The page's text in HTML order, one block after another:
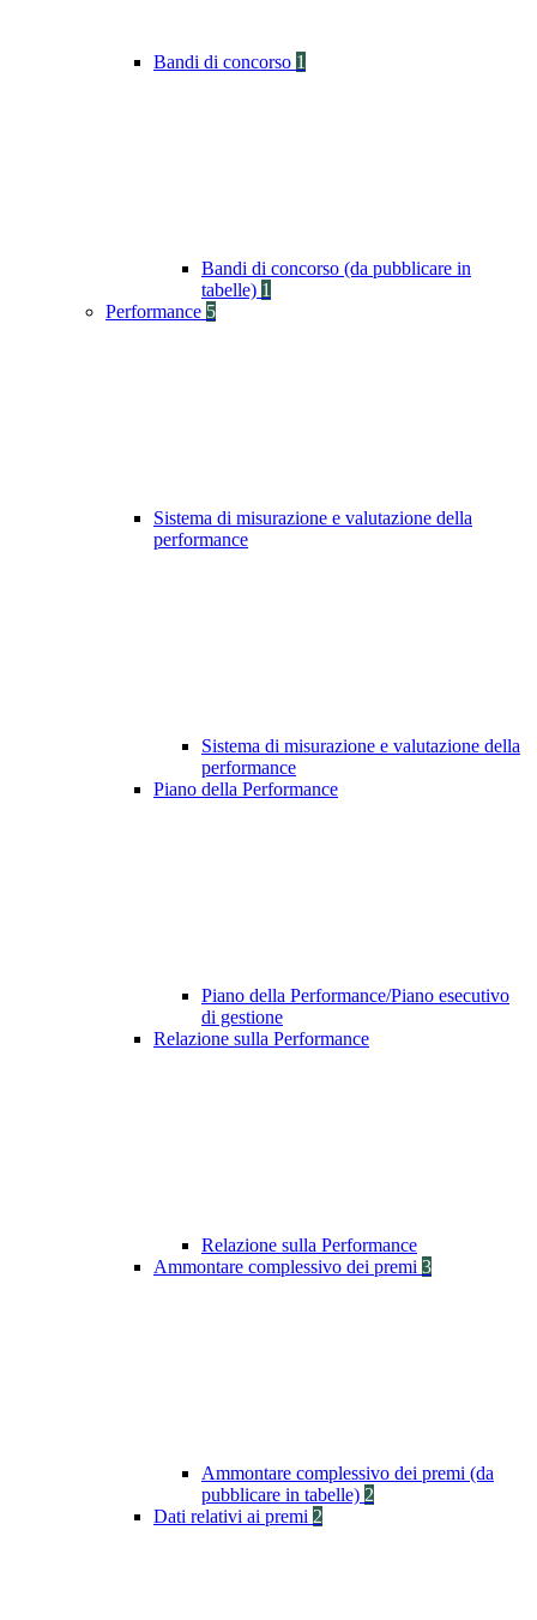
Bandi di concorso 1
Bandi di concorso (da pubblicare in
tabelle) 1
Performance 5
Sistema di misurazione e valutazione della
performance
Sistema di misurazione e valutazione della
performance
Piano della Performance
Piano della Performance/Piano esecutivo
di gestione
Relazione sulla Performance
Relazione sulla Performance
Ammontare complessivo dei premi 3
Ammontare complessivo dei premi (da
pubblicare in tabelle) 2
Dati relativi ai premi 2